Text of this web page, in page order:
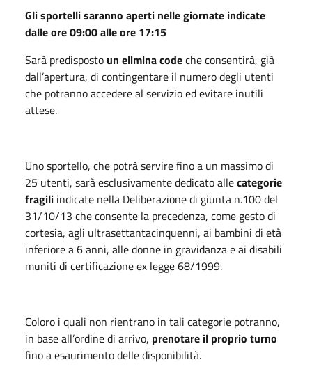
Gli sportelli saranno aperti nelle giornate indicate
dalle ore 09:00 alle ore 17:15
Sarà predisposto un elimina codeche consentirà, già
dall’apertura, di contingentare il numero degli utenti
che potranno accedere al servizio ed evitare inutili
attese.
Uno sportello, che potrà servire fino a un massimo di
25 utenti, sarà esclusivamente dedicato allecategorie
fragili indicate nella Deliberazione di giunta n.100 del
31/10/13 che consente la precedenza, come gesto di
cortesia, agli ultrasettantacinquenni, ai bambini di età
inferiore a 6 anni, alle donne in gravidanza e ai disabili
muniti di certificazione ex legge 68/1999.
Coloro i quali non rientrano in tali categorie potranno,
in base all’ordine di arrivo, prenotare il proprio turno
fino a esaurimento delle disponibilità.